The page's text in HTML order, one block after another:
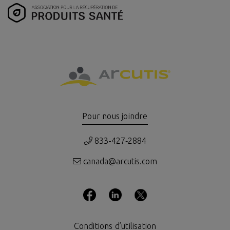
Pour nous joindre
833-427‑2884
canada@arcutis.com
Conditions d’utilisation